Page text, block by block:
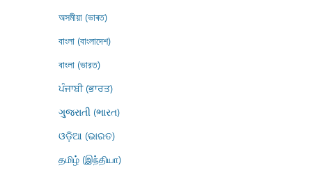
অসমীয়া (ভাৰত)
বাংলা (বাংলাদেশ)
বাংলা (ভারত)
ਪੰਜਾਬੀ (ਭਾਰਤ)
ગુજરાતી (ભારત)
ଓଡ଼ିଆ (ଭାରତ)
தமிழ் (இந்தியா)